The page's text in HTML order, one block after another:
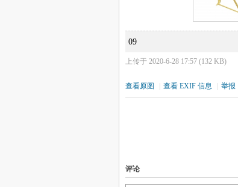
09
上传于 2020-6-28 17:57 (132 KB)
查看原图 查看 EXIF 信息 举报
评论